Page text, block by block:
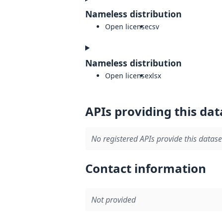
Nameless distribution
Open licensecsv
Nameless distribution
Open licensexlsx
APIs providing this
No registered APIs provide this
Contact information
Not provided